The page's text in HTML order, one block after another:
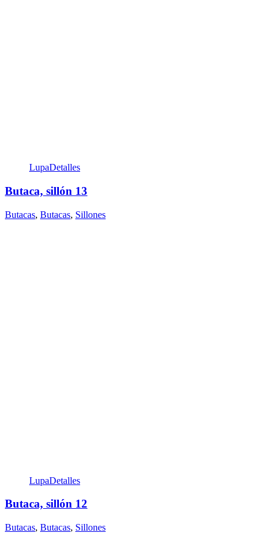
LupaDetalles
Butaca, sillón 13
Butacas, Butacas, Sillones
LupaDetalles
Butaca, sillón 12
Butacas, Butacas, Sillones